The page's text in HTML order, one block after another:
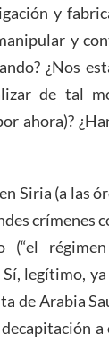
y
y
¿Nos
de tal
ahora)?
Siria (a las
crímenes
régimen
legítimo,
de Arabia